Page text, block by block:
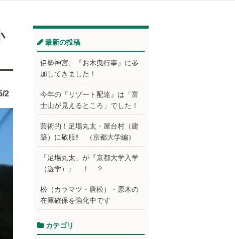
2
最新の投稿
伊勢神宮、『お木曳行事』に参
加してきました！
今年の『リゾート配達』は「富
士山が見えるところ」でした！
芸術的！足場丸太・屋台村（建
築）に敬服‼ （京都大学編）
「足場丸太」が『京都大学入学
（遊学）』 ！ ？
松（カラマツ・唐松）・原木の
在庫確保を強化中です
カテゴリ